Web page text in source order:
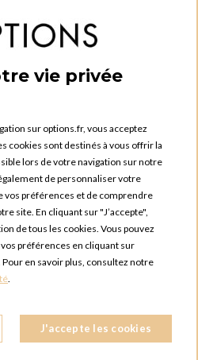
un compte
bons de commande
LUXEMBOURG
Paul Rischard
Contern
LUXEMBOURG
vie privée
sur options.fr, vous acceptez
cookies sont destinés à vous offrir la
lors de votre navigation sur notre
de personnaliser votre
vos préférences et de comprendre
site. En cliquant sur "J’accepte",
de tous les cookies. Vous pouvez
préférences en cliquant sur
en savoir plus, consultez notre
.
J'accepte les cookies